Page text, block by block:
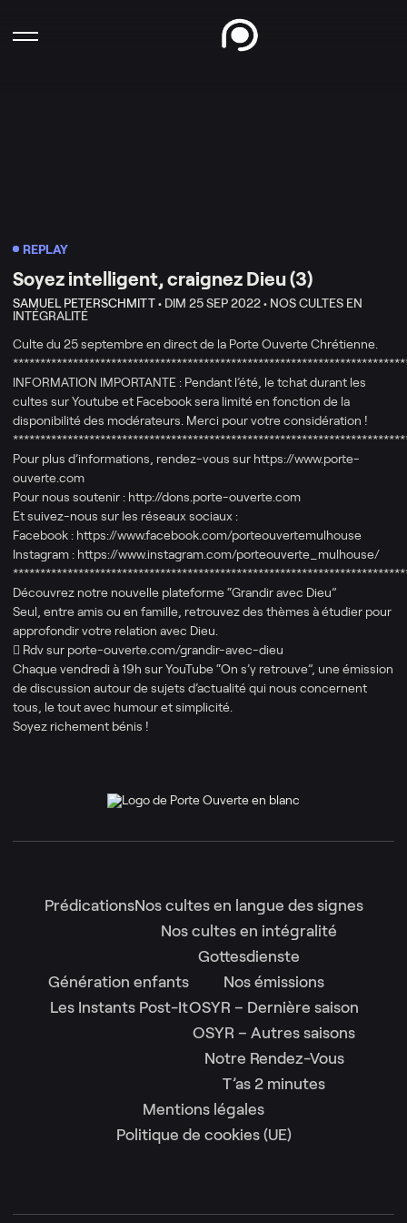
REPLAY
Soyez intelligent, craignez Dieu (3)
SAMUEL PETERSCHMITT • DIM 25 SEP 2022 • NOS CULTES EN
INTÉGRALITÉ
Culte du 25 septembre en direct de la Porte Ouverte Chrétienne.
INFORMATION IMPORTANTE : Pendant l’été, le tchat durant les
cultes sur Youtube et Facebook sera limité en fonction de la
disponibilité des modérateurs. Merci pour votre considération !
Pour plus d’informations, rendez-vous sur https://www.porte-
ouverte.com​
Pour nous soutenir : http://dons.porte-ouverte.com
Et suivez-nous sur les réseaux sociaux :
Facebook : https://www.facebook.com/porteouvertemulhouse
Instagram : https://www.instagram.com/porteouverte_mulhouse/
Découvrez notre nouvelle plateforme “Grandir avec Dieu”
Seul, entre amis ou en famille, retrouvez des thèmes à étudier pour
approfondir votre relation avec Dieu.
 Rdv sur porte-ouverte.com/grandir-avec-dieu
Chaque vendredi à 19h sur YouTube “On s’y retrouve”, une émission
de discussion autour de sujets d’actualité qui nous concernent
tous, le tout avec humour et simplicité.
Soyez richement bénis !
PrédicationsNos cultes en langue des signes
Nos cultes en intégralité
Gottesdienste
Génération enfants
Les Instants Post-It
Nos émissions
OSYR – Dernière saison
OSYR – Autres saisons
Notre Rendez-Vous
T’as 2 minutes
Mentions légales
Politique de cookies (UE)